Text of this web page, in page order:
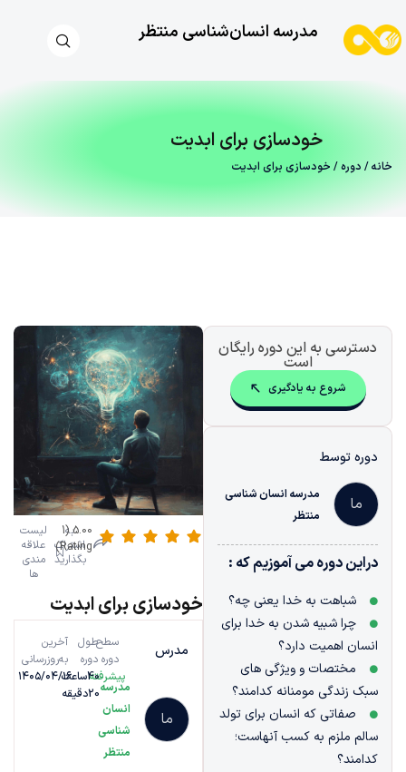
مدرسه انسان‌شناسی منتظر
خودسازی برای ابدیت
خانه/ دوره/ خودسازی برای ابدیت
دسترسی به این دوره رایگان
است
شروع به یادگیری
دوره توسط
ما
مدرسه انسان شناسی
منتظر
دراین دوره می آموزیم که :
شباهت به خدا یعنی چه؟
چرا شبیه شدن به خدا برای
انسان اهمیت دارد؟
مختصات و ویژگی های
سبک زندگی مومنانه کدامند؟
صفاتی که انسان برای تولد
سالم ملزم به کسب آنهاست؛
کدامند؟
به
اشتراک
بگذارید
لیست
علاقه
مندی
ها
5.00 (1
Rating)
خودسازی برای ابدیت
مدرس
ما
مدرسه
انسان
شناسی
منتظر
سطح
دوره
پیشرفته
طول
دوره
40ساعت
20دقیقه
آخرین
به‌روزرسانی
۱۴۰۵/۰۴/۱۶